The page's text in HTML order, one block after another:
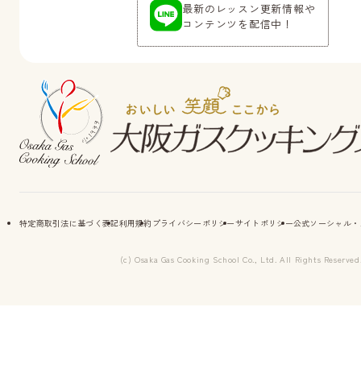
最新のレッスン更新情報や
コンテンツを配信中！
特定商取引法に基づく表記利用規約 プライバシーポリシーサイトポリシー公式ソーシャル
(c) Osaka Gas Cooking School Co., Ltd. All Rights